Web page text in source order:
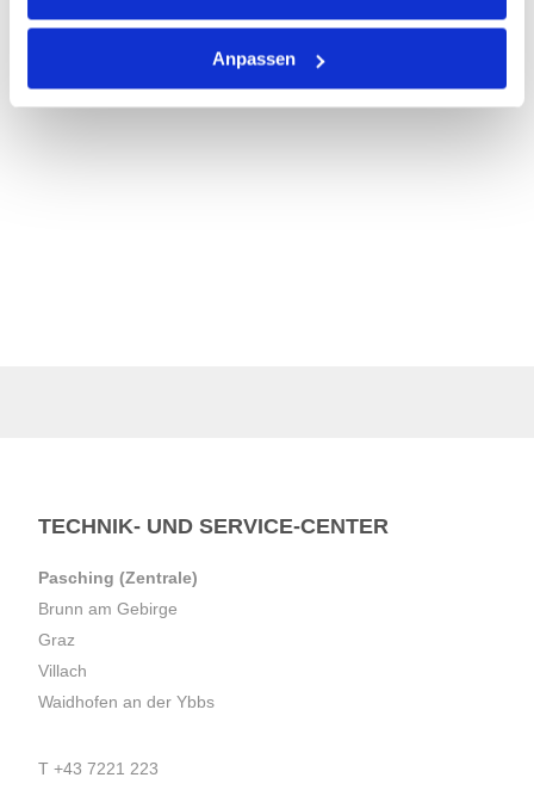
Anpassen
TECHNIK- UND SERVICE-CENTER
Pasching (Zentrale)
Brunn am Gebirge
Graz
Villach
Waidhofen an der Ybbs
T +43 7221 223